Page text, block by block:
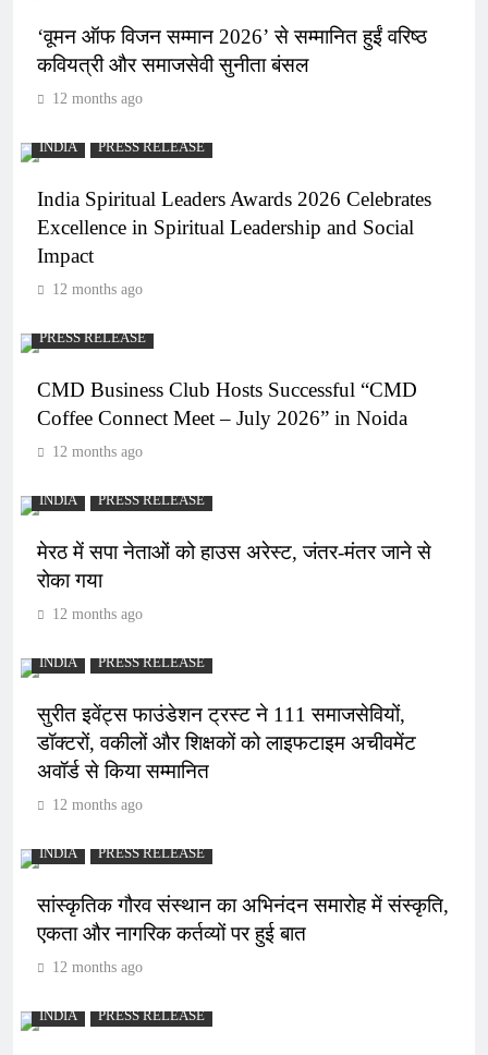
‘वूमन ऑफ विजन सम्मान 2026’ से सम्मानित हुईं वरिष्ठ
कवियत्री और समाजसेवी सुनीता बंसल
12 months ago
INDIA PRESS RELEASE
India Spiritual Leaders Awards 2026 Celebrates
Excellence in Spiritual Leadership and Social
Impact
12 months ago
PRESS RELEASE
CMD Business Club Hosts Successful “CMD
Coffee Connect Meet – July 2026” in Noida
12 months ago
INDIA PRESS RELEASE
मेरठ में सपा नेताओं को हाउस अरेस्ट, जंतर-मंतर जाने से
रोका गया
12 months ago
INDIA PRESS RELEASE
सुरीत इवेंट्स फाउंडेशन ट्रस्ट ने 111 समाजसेवियों,
डॉक्टरों, वकीलों और शिक्षकों को लाइफटाइम अचीवमेंट
अवॉर्ड से किया सम्मानित
12 months ago
INDIA PRESS RELEASE
सांस्कृतिक गौरव संस्थान का अभिनंदन समारोह में संस्कृति,
एकता और नागरिक कर्तव्यों पर हुई बात
12 months ago
INDIA PRESS RELEASE